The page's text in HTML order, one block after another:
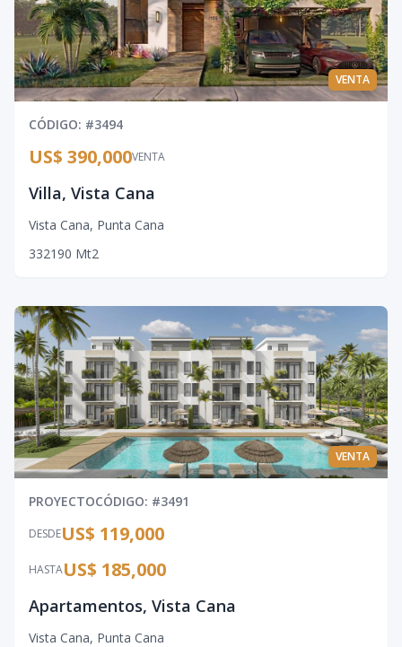
VENTA
CÓDIGO: #3494
VENTA
US$ 390,000
Villa, Vista Cana
Vista Cana, Punta Cana
332190 Mt2
VENTA
PROYECTOCÓDIGO: #3491
DESDEUS$ 119,000
HASTAUS$ 185,000
Apartamentos, Vista Cana
Vista Cana, Punta Cana